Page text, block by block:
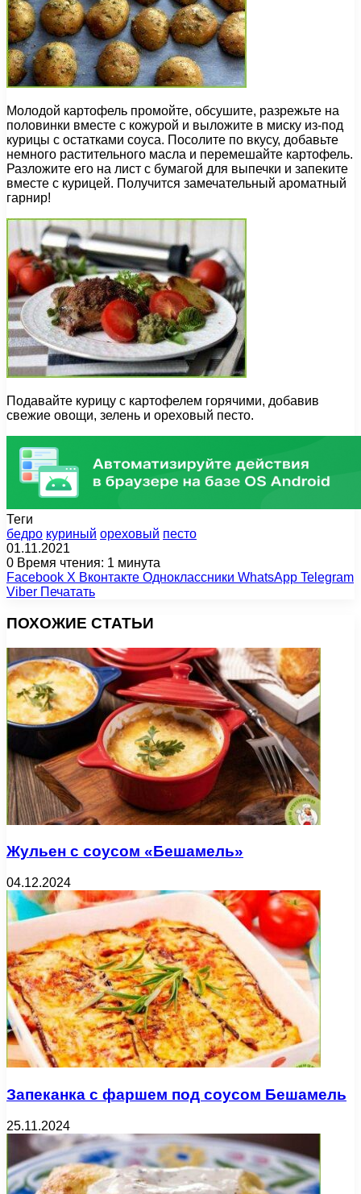
Молодой картофель промойте, обсушите, разрежьте на
половинки вместе с кожурой и выложите в миску из-под
курицы с остатками соуса. Посолите по вкусу, добавьте
немного растительного масла и перемешайте картофель.
Разложите его на лист с бумагой для выпечки и запеките
вместе с курицей. Получится замечательный ароматный
гарнир!
Подавайте курицу с картофелем горячими, добавив
свежие овощи, зелень и ореховый песто.
Теги
бедро куриный ореховый песто
01.11.2021
0 Время чтения: 1 минута
Facebook X Вконтакте Одноклассники WhatsApp Telegram
Viber Печатать
ПОХОЖИЕ СТАТЬИ
Жульен с соусом «Бешамель»
04.12.2024
Запеканка с фаршем под соусом Бешамель
25.11.2024